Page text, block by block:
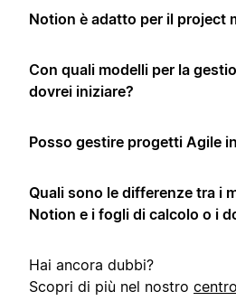
Notion è adatto per il project
Con quali modelli per la
dovrei iniziare?
Posso gestire progetti Agile
Quali sono le differenze tra i
Notion e i fogli di calcolo o i
Hai ancora dubbi?
Scopri di più nel nostro